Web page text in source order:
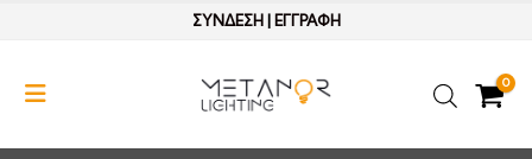
ΣΥΝΔΕΣΗ| ΕΓΓΡΑΦΗ
0